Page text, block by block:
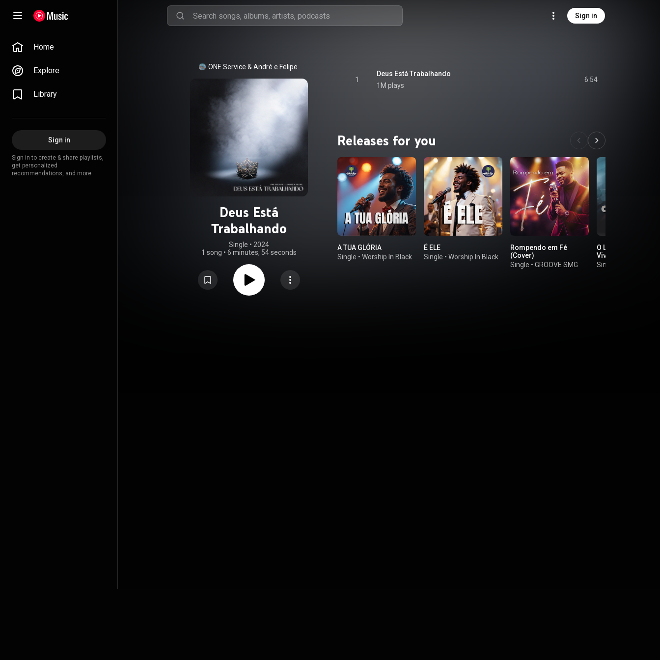
Sign in
Home
Explore
Library
Sign in
Sign in to create & share playlists,
get personalized
recommendations, and more.
ONE Service & André e Felipe
Deus Está
Trabalhando
Single • 2024
1 song • 6 minutes, 54 seconds
1
Deus Está Trabalhando
1M plays
6:54
Releases for you
A TUA GLÓRIA
Single • Worship In Black
É ELE
Single • Worship In Black
Rompendo em Fé
(Cover)
Single • GROOVE SMG
O Leão e o
Vivo)
Single